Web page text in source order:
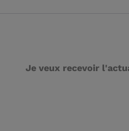
Je veux recevoir